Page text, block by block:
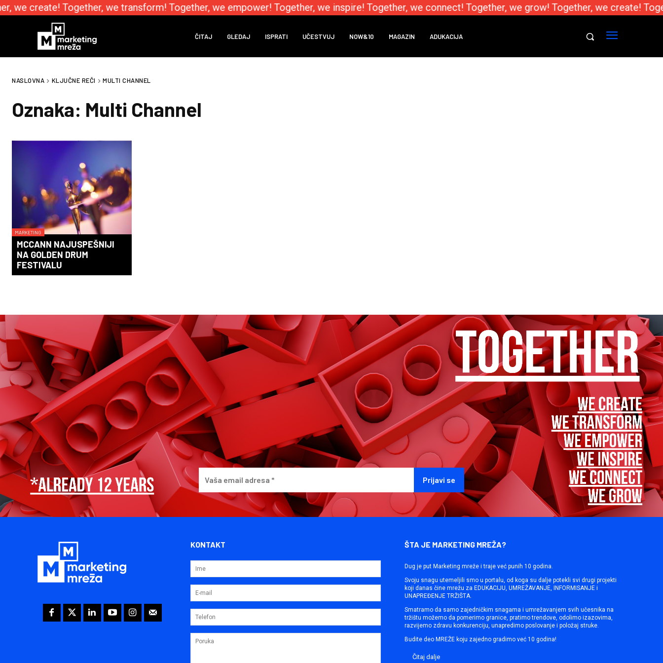
we create! Together, we transform! Together, we empower! Together, we inspire! Together, we connect! Together, we grow! Together, we create!
ČITAJ GLEDAJ ISPRATI UČESTVUJ NOW&10 MAGAZIN ADUKACIJA
NASLOVNA KLJUČNE REČI MULTI CHANNEL
Oznaka: Multi Channel
MARKETING
MCCANN NAJUSPEŠNIJI
NA GOLDEN DRUM
FESTIVALU
KONTAKT ŠTA JE MARKETING MREŽA?
Dug je put Marketing mreže i traje već punih 10 godina.
Svoju snagu utemeljili smo u portalu, od koga su dalje potekli svi drugi projekti
koji danas čine mrežu za EDUKACIJU, UMREŽAVANJE, INFORMISANJE i
UNAPREĐENJE TRŽIŠTA.
Smatramo da samo zajedničkim snagama i umrežavanjem svih učesnika na
tržištu možemo da pomerimo granice, pratimo trendove, odolimo izazovima,
razvijemo zdravu konkurenciju, unapredimo poslovanje i položaj struke.
Budite deo MREŽE koju zajedno gradimo već 10 godina!
Čitaj dalje